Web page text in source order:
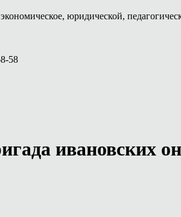
юридической,
58
ивановских